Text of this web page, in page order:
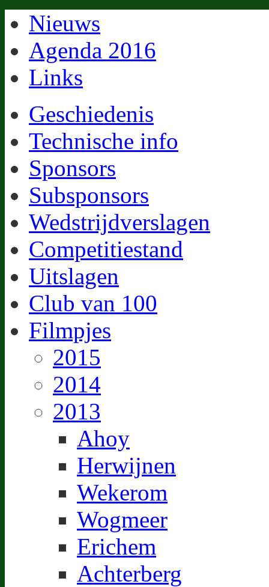
Nieuws
Agenda 2016
Links
Geschiedenis
Technische info
Sponsors
Subsponsors
Wedstrijdverslagen
Competitiestand
Uitslagen
Club van 100
Filmpjes
2015
2014
2013
Ahoy
Herwijnen
Wekerom
Wogmeer
Erichem
Achterberg